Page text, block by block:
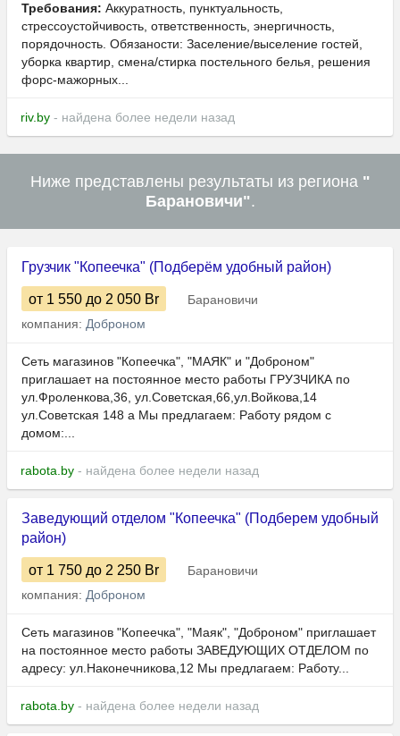
Требования: Аккуратность, пунктуальность,
стрессоустойчивость, ответственность, энергичность,
порядочность. Обязаности: Заселение/выселение гостей,
уборка квартир, смена/стирка постельного белья, решения
форс-мажорных...
riv.by - найдена более недели назад
Ниже представлены результаты из региона "
Барановичи".
Грузчик "Копеечка" (Подберём удобный район)
от 1 550 до 2 050 Br
Барановичи
компания: Доброном
Сеть магазинов "Копеечка", "МАЯК" и "Доброном"
приглашает на постоянное место работы ГРУЗЧИКА по
ул.Фроленкова,36, ул.Советская,66,ул.Войкова,14
ул.Советская 148 а Мы предлагаем: Работу рядом с
домом:...
rabota.by - найдена более недели назад
Заведующий отделом "Копеечка" (Подберем удобный
район)
от 1 750 до 2 250 Br
Барановичи
компания: Доброном
Сеть магазинов "Копеечка", "Маяк", "Доброном" приглашает
на постоянное место работы ЗАВЕДУЮЩИХ ОТДЕЛОМ по
адресу: ул.Наконечникова,12 Мы предлагаем: Работу...
rabota.by - найдена более недели назад